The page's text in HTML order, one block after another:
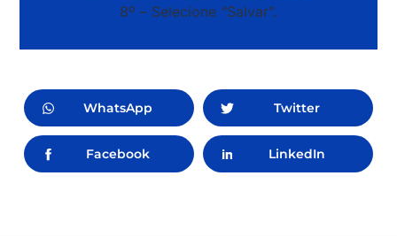
8º – Selecione “Salvar”.
WhatsApp Twitter
Facebook LinkedIn